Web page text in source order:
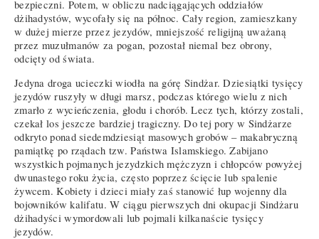
bezpieczni. Potem, w obliczu nadciągających oddziałów
dżihadystów, wycofały się na północ. Cały region, zamieszkany
w dużej mierze przez jezydów, mniejszość religijną uważaną
przez muzułmanów za pogan, pozostał niemal bez obrony,
odcięty od świata.
Jedyna droga ucieczki wiodła na górę Sindżar. Dziesiątki tysięcy
jezydów ruszyły w długi marsz, podczas którego wielu z nich
zmarło z wycieńczenia, głodu i chorób. Lecz tych, którzy zostali,
czekał los jeszcze bardziej tragiczny. Do tej pory w Sindżarze
odkryto ponad siedemdziesiąt masowych grobów – makabryczną
pamiątkę po rządach tzw. Państwa Islamskiego. Zabijano
wszystkich pojmanych jezydzkich mężczyzn i chłopców powyżej
dwunastego roku życia, często poprzez ścięcie lub spalenie
żywcem. Kobiety i dzieci miały zaś stanowić łup wojenny dla
bojowników kalifatu. W ciągu pierwszych dni okupacji Sindżaru
dżihadyści wymordowali lub pojmali kilkanaście tysięcy
jezydów.